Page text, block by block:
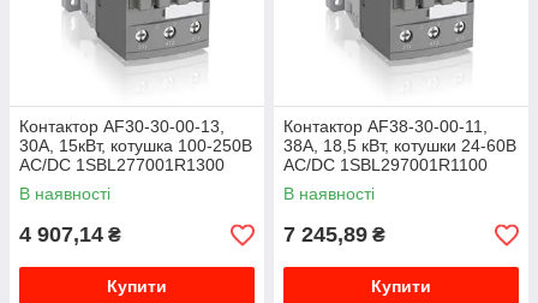
Контактор AF30-30-00-13,
30А, 15кВт, котушка 100-250B
AC/DC 1SBL277001R1300
В наявності
4 907,14 ₴
Купити
Контактор AF38-30-00-11,
38А, 18,5 кВт, котушки 24-60В
AC/DC 1SBL297001R1100
В наявності
7 245,89 ₴
Купити